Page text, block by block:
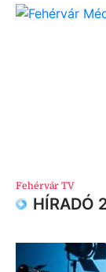
Fehérvár TV
HÍRADÓ